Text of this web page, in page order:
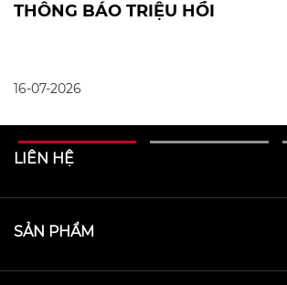
THÔNG BÁO TRIỆU HỒI
16-07-2026
LIÊN HỆ
SẢN PHẨM